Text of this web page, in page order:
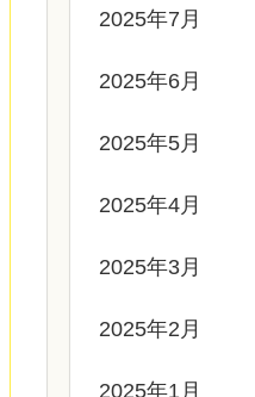
2025年7月
2025年6月
2025年5月
2025年4月
2025年3月
2025年2月
2025年1月